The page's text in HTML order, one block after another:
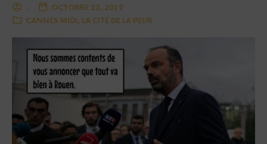
-
OCTOBRE 23, 2019
CANNES MIDI, LA CITÉ DE LA PEUR